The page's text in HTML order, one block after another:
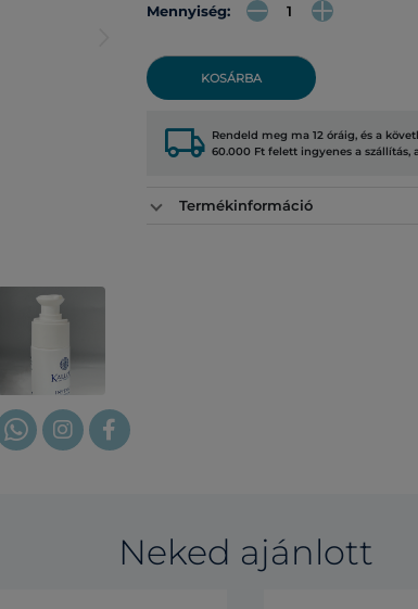
Mennyiség:
KOSÁRBA
local_shipping Rendeld meg ma 12 óráig, és a
60.000 Ft felett ingyenes a szállítás,
Termékinformáció
Neked ajánlott